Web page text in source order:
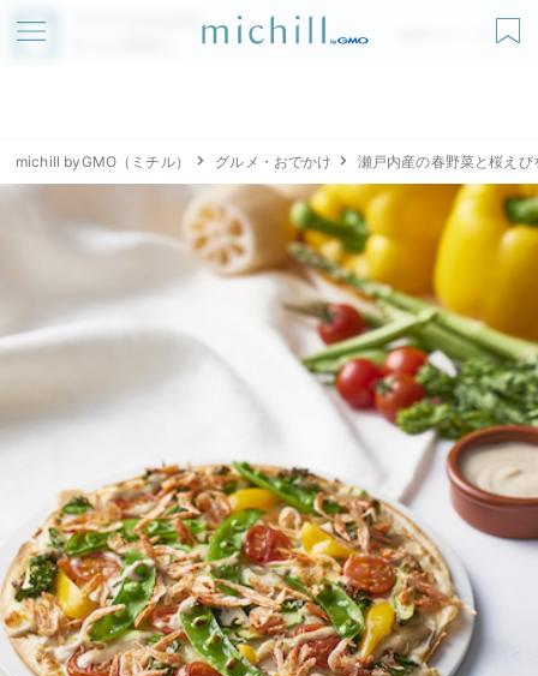
アプリでmichillが
無料ダウンロード
michill byGMO（ミチル） グルメ・おでかけ 瀬戸内産の春野菜と桜え